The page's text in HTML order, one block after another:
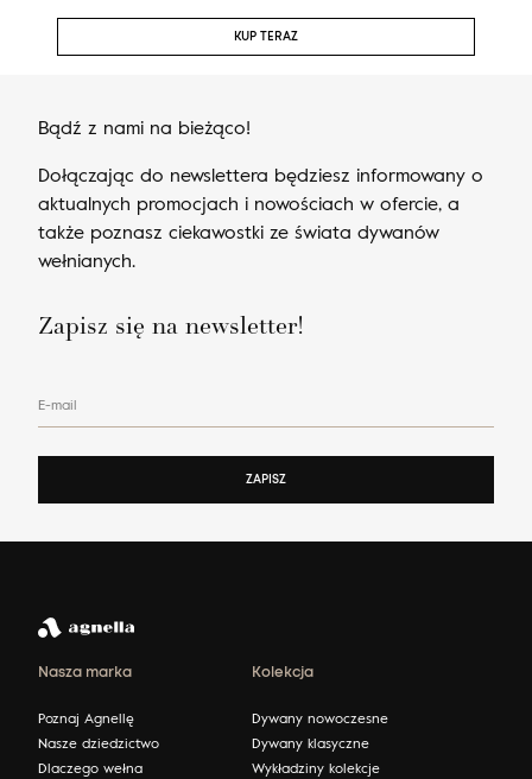
KUP TERAZ
Bądź z nami na bieżąco!
Dołączając do newslettera będziesz informowany o
aktualnych promocjach i nowościach w ofercie, a
także poznasz ciekawostki ze świata dywanów
wełnianych.
Zapisz się na newsletter!
E-mail
ZAPISZ
Nasza marka
Poznaj Agnellę
Nasze dziedzictwo
Dlaczego wełna
Kolekcja
Dywany nowoczesne
Dywany klasyczne
Wykładziny kolekcje